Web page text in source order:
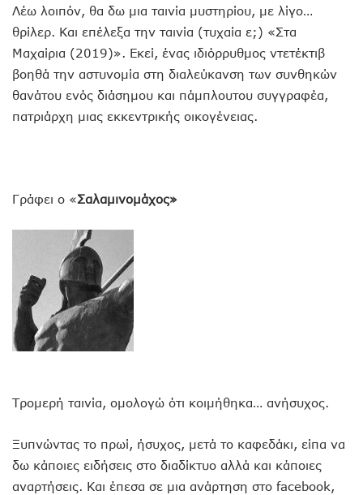
Λέω λοιπόν, θα δω μια ταινία μυστηρίου, με λίγο…
θρίλερ. Και επέλεξα την ταινία (τυχαία ε;) «Στα
Μαχαίρια (2019)». Εκεί, ένας ιδιόρρυθμος ντετέκτιβ
βοηθά την αστυνομία στη διαλεύκανση των συνθηκών
θανάτου ενός διάσημου και πάμπλουτου συγγραφέα,
πατριάρχη μιας εκκεντρικής οικογένειας.
Γράφει ο «Σαλαμινομάχος»
Τρομερή ταινία, ομολογώ ότι κοιμήθηκα… ανήσυχος.
Ξυπνώντας το πρωί, ήσυχος, μετά το καφεδάκι, είπα να
δω κάποιες ειδήσεις στο διαδίκτυο αλλά και κάποιες
αναρτήσεις. Και έπεσα σε μια ανάρτηση στο facebook,